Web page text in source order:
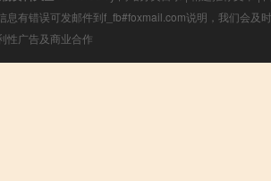
息有错误可发邮件到f_fb#foxmail.com说明，我们会及
性广告及商业合作